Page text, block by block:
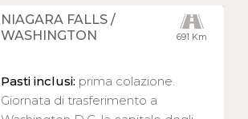
691 Km
NIAGARA FALLS /
WASHINGTON
Pasti inclusi: prima colazione.
Giornata di trasferimento a